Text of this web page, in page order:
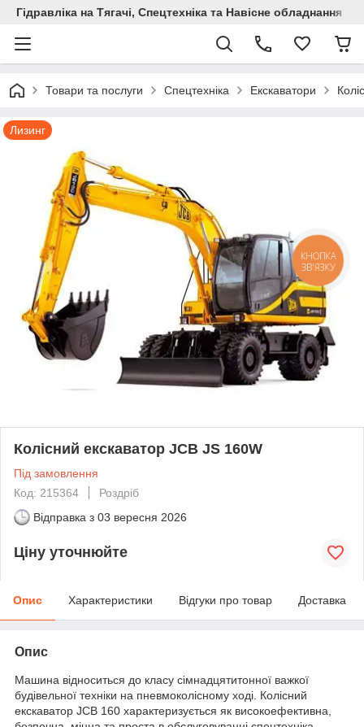
Гідравліка на Тягачі, Спецтехніка та Навісне обладнання
Товари та послуги Спецтехніка Екскаватори
Лизинг
Колісний екскаватор JCB JS 160W
Під замовлення
Код: 215364
Роздріб
Відправка з 03 вересня 2026
Ціну уточнюйте
Опис Характеристики Відгуки про товар Доставка
Опис
Машина відноситься до класу сімнадцятитонної важкої
будівельної техніки на пневмоколісному ході. Колісний
екскаватор JCB 160 характеризується як високоефективна,
КНОПКА
ЗВ'ЯЗКУ